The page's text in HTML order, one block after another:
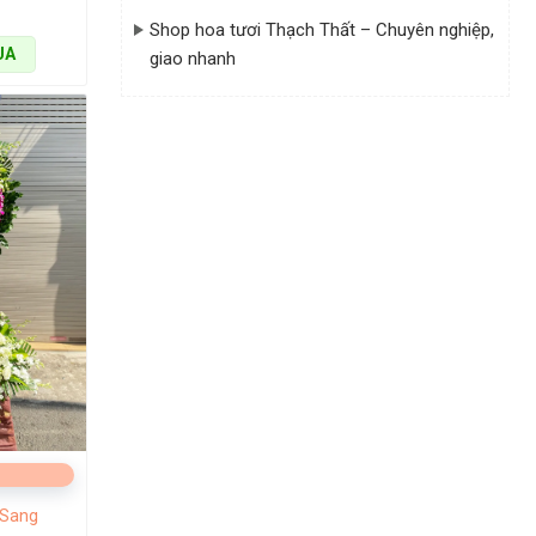
sống
chí
Shop hoa tươi Thạch Thất – Chuyên nghiệp,
giao nhanh